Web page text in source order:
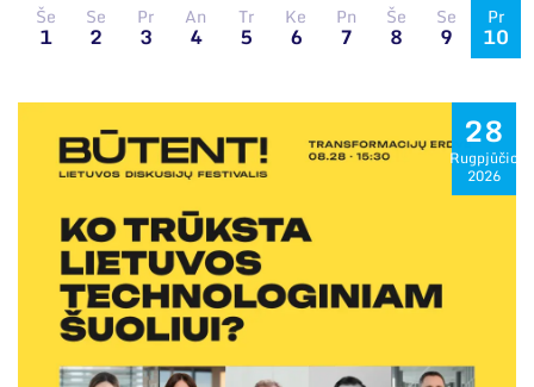
Še
1
Se
2
Pr
3
An
4
Tr
5
Ke
6
Pn
7
Še
8
Se
9
Pr
10
28
Rugpjūčio
2026